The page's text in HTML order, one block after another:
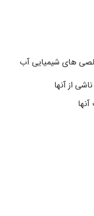
های شیمیایی آب
از آنها